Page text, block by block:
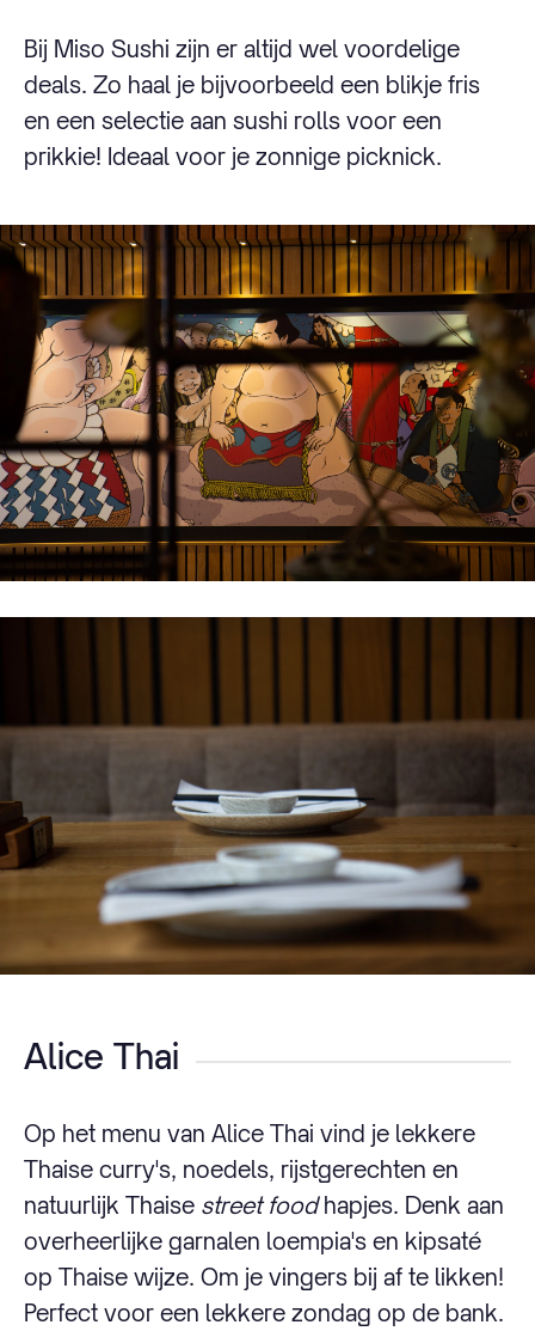
Bij Miso Sushi zijn er altijd wel voordelige
deals. Zo haal je bijvoorbeeld een blikje fris
en een selectie aan sushi rolls voor een
prikkie! Ideaal voor je zonnige picknick.
Alice Thai
Op het menu van Alice Thai vind je lekkere
Thaise curry's, noedels, rijstgerechten en
natuurlijk Thaise street foodhapjes. Denk aan
overheerlijke garnalen loempia's en kipsaté
op Thaise wijze. Om je vingers bij af te likken!
Perfect voor een lekkere zondag op de bank.